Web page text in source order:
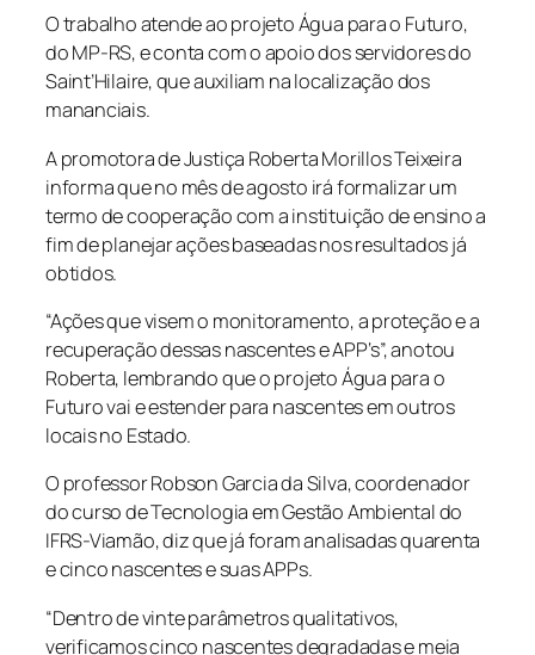
O trabalho atende ao projeto Água para o Futuro,
do MP-RS, e conta com o apoio dos servidores do
Saint’Hilaire, que auxiliam na localização dos
mananciais.
A promotora de Justiça Roberta Morillos Teixeira
informa que no mês de agosto irá formalizar um
termo de cooperação com a instituição de ensino a
fim de planejar ações baseadas nos resultados já
obtidos.
“Ações que visem o monitoramento, a proteção e a
recuperação dessas nascentes e APP‘s”, anotou
Roberta, lembrando que o projeto Água para o
Futuro vai e estender para nascentes em outros
locais no Estado.
O professor Robson Garcia da Silva, coordenador
do curso de Tecnologia em Gestão Ambiental do
IFRS-Viamão, diz que já foram analisadas quarenta
e cinco nascentes e suas APPs.
“Dentro de vinte parâmetros qualitativos,
verificamos cinco nascentes degradadas e meia